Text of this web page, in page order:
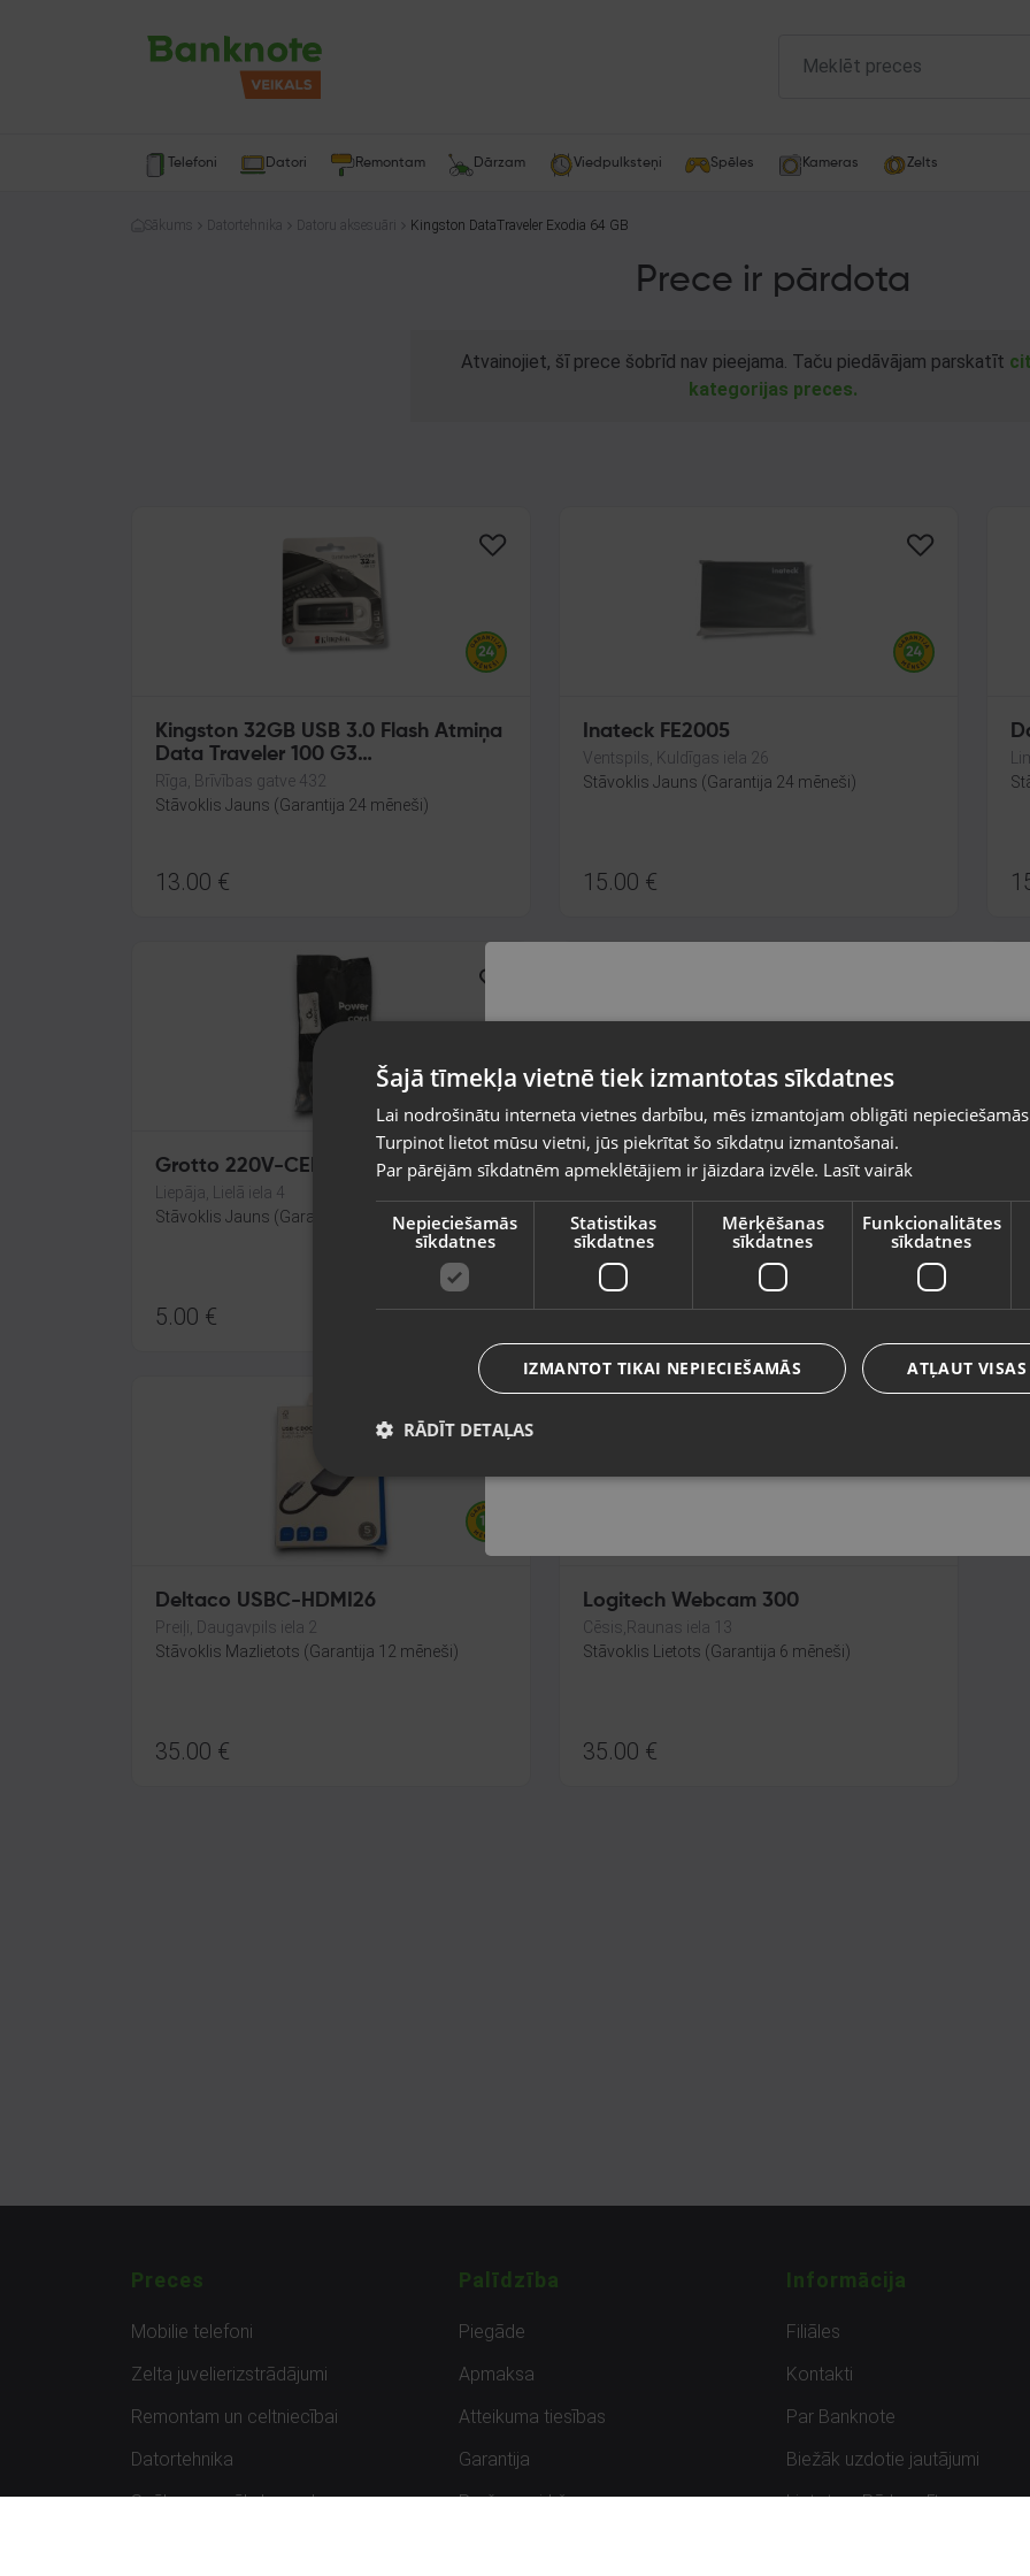
Telefoni Datori Remontam Dārzam Viedpulksteņi Spēles Kameras Zelts
Sākums Datortehnika Datoru aksesuāri Kingston DataTraveler Exodia 64 GB
Prece ir pārdota
Atvainojiet, šī prece šobrīd nav pieejama. Taču piedāvājam parskatīt
kategorijas preces.
Kingston 32GB USB 3.0 Flash Atmiņa
Data Traveler 100 G3
DT100G3/32GB
Rīga, Brīvības gatve 432
Stāvoklis Jauns (Garantija 24 mēneši)
13.00 €
Inateck FE2005
Ventspils, Kuldīgas iela 26
Stāvoklis Jauns (Garantija 24 mēneši)
15.00 €
Grotto 220V-CEE
Liepāja, Lielā iela 4
Stāvoklis Jauns (Garantija 24 mēneši)
5.00 €
WEB kamera HD 720P
Stāvoklis Jauns (Garantija 24 mēneši)
11.90€
Deltaco USBC-HDMI26
Preiļi, Daugavpils iela 2
Stāvoklis Mazlietots (Garantija 12 mēneši)
35.00 €
Logitech Webcam 300
Cēsis,Raunas iela 13
Stāvoklis Lietots (Garantija 6 mēneši)
35.00 €
Preces
Mobilie telefoni
Zelta juvelierizstrādājumi
Remontam un celtniecībai
Datortehnika
Spēles un spēļu konsoles
Palīdzība
Piegāde
Apmaksa
Atteikuma tiesības
Garantija
Preču uzpirkšana
Informācija
Filiāles
Kontakti
Par Banknote
Biežāk uzdotie jautājumi
Lietots – Pārbaudīts
valsti
Vietnes saturs būs attēlots izvēlētajā valodā
Valsts
Valoda
Latviešu / Latvian
Šajā tīmekļa vietnē tiek izmantotas sīkdatnes
Lai nodrošinātu interneta vietnes darbību, mēs izmantojam obligāti
Turpinot lietot mūsu vietni, jūs piekrītat šo sīkdatņu izmantošanai.
Par pārējām sīkdatnēm apmeklētājiem ir jāizdara izvēle. Lasīt vairāk
Nepieciešamās
sīkdatnes
Statistikas
sīkdatnes
Mērķēšanas
sīkdatnes
Funkcionalitātes
sīkdatnes
ATĻAUT
IZMANTOT TIKAI NEPIECIEŠAMĀS
RĀDĪT DETAĻAS